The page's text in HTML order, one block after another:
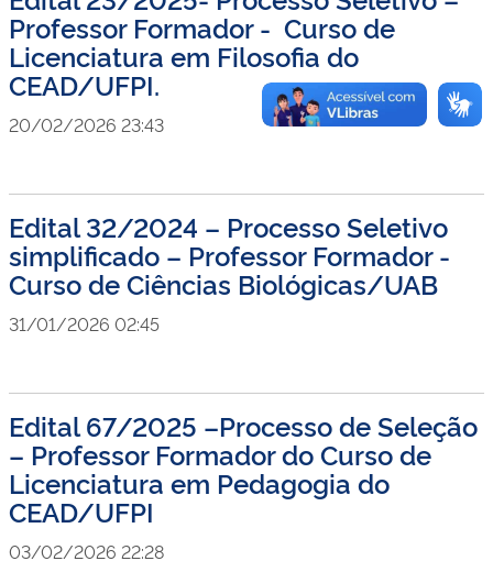
Professor Formador - Curso de
Licenciatura em Filosofia do
CEAD/UFPI.
20/02/2026 23:43
Edital 32/2024 – Processo Seletivo
simplificado – Professor Formador -
Curso de Ciências Biológicas/UAB
31/01/2026 02:45
Edital 67/2025 –Processo de Seleção
– Professor Formador do Curso de
Licenciatura em Pedagogia do
CEAD/UFPI
03/02/2026 22:28